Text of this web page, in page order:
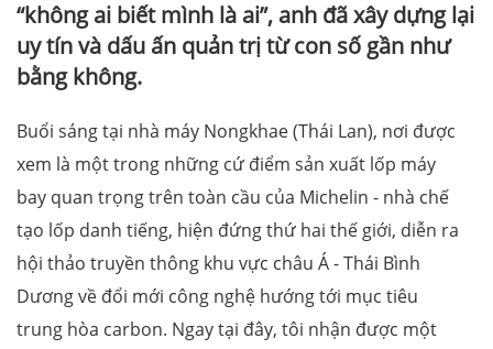
“không ai biết mình là ai”, anh đã xây dựng lại
uy tín và dấu ấn quản trị từ con số gần như
bằng không.
Buổi sáng tại nhà máy Nongkhae (Thái Lan), nơi được
xem là một trong những cứ điểm sản xuất lốp máy
bay quan trọng trên toàn cầu của Michelin - nhà chế
tạo lốp danh tiếng, hiện đứng thứ hai thế giới, diễn ra
hội thảo truyền thông khu vực châu Á - Thái Bình
Dương về đổi mới công nghệ hướng tới mục tiêu
trung hòa carbon. Ngay tại đây, tôi nhận được một